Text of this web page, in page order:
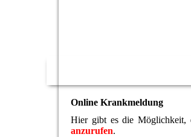
Online Krankmeldung
Hier gibt es die Möglichkeit,
anzurufen.